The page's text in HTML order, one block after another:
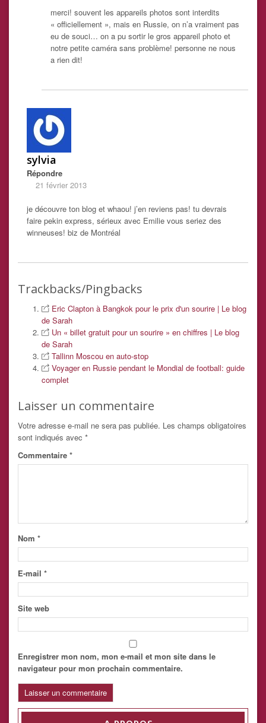
merci! souvent les appareils photos sont interdits
« officiellement », mais en Russie, on n’a vraiment pas
eu de souci… on a pu sortir le gros appareil photo et
notre petite caméra sans problème! personne ne nous
a rien dit!
sylvia
Répondre
21 février 2013
je découvre ton blog et whaou! j’en reviens pas! tu devrais
faire pekin express, sérieux avec Emilie vous seriez des
winneuses! biz de Montréal
Trackbacks/Pingbacks
Eric Clapton à Bangkok pour le prix d'un sourire | Le blog
de Sarah
Un « billet gratuit pour un sourire » en chiffres | Le blog
de Sarah
Tallinn Moscou en auto-stop
Voyager en Russie pendant le Mondial de football: guide
complet
Laisser un commentaire
Votre adresse e-mail ne sera pas publiée. Les champs obligatoires
sont indiqués avec *
Commentaire *
Nom *
E-mail *
Site web
Enregistrer mon nom, mon e-mail et mon site dans le
navigateur pour mon prochain commentaire.